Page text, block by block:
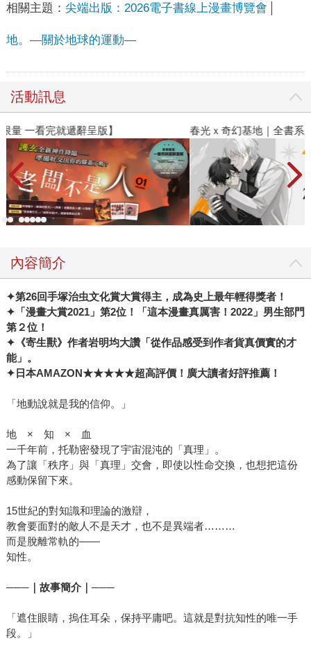
相關主題： 尖端出版：2026電子書線上漫畫博覽會
地。—關於地球的運動—
活動訊息
春光ｘ奇幻基地｜全書系展
內容簡介
✦第26回手塚治虫文化賞大賞得主，成為史上最年輕得獎者！
✦ 「漫畫大賞2021」第2位！「這本漫畫真厲害！2022」男生部門
第２位！
✦ 《寄生獸》作者岩明均大讚「從作品感受到作者貨真價實的才
能」。
✦ 日本AMAZON★★★★★超高評價！廣大讀者好評推薦！
「地動說就是我的信仰。」
地 × 知 × 血
一千年前，托勒密發現了宇宙混沌的「真理」。
為了讓「秩序」與「真理」交會，即使以性命交換，也想把這份
感動保留下來。
15世紀的對知識和理論的激辯，
教會要面對的敵人不是天才，也不是異端者………
而是脫離常軌的——
知性。
───｜故事簡介｜───
「遮住眼睛，摀住耳朵，保持平庸吧。這就是對抗知性的唯一手
段。」